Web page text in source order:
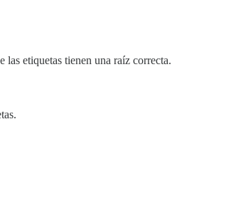
las etiquetas tienen una raíz correcta.